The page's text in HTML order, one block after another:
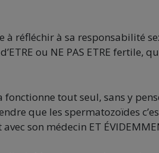
à réfléchir à sa responsabilité
ou NE PAS ETRE fertile,
tout seul, sans y
que les spermatozoïdes
son médecin ET